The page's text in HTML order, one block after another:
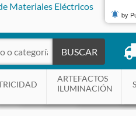
Materiales Eléctricos
BUSCAR
ARTEFACTOS
ILUMINACIÓN
by